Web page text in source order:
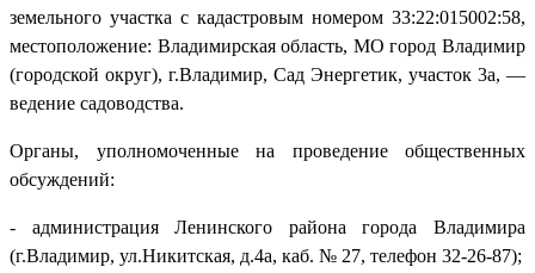
земельного участка с кадастровым номером 33:22:015002:58,
местоположение: Владимирская область, МО город Владимир
(городской округ), г.Владимир, Сад Энергетик, участок 3а, —
ведение садоводства.
Органы, уполномоченные на проведение общественных
обсуждений:
- администрация Ленинского района города Владимира
(г.Владимир, ул.Никитская, д.4а, каб. № 27, телефон 32-26-87);